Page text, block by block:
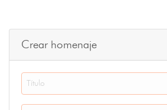
Crear homenaje